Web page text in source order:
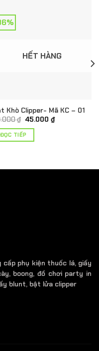
HẾT HÀNG
Khò Clipper- Mã KC – 01
₫ Giá
là:
70.000 ₫.
45.000 ₫Giá
hiện
ĐỌC TIẾP
phụ kiện thuốc lá, giấy
boong, đồ chơi party in
blunt, bật lửa clipper